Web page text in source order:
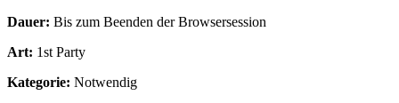
Dauer: Bis zum Beenden der Browsersession
Art: 1st Party
Kategorie: Notwendig